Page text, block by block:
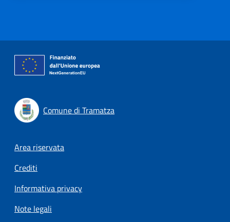
Comune di Tramatza
Footer menu
Area riservata
Crediti
Informativa privacy
Note legali